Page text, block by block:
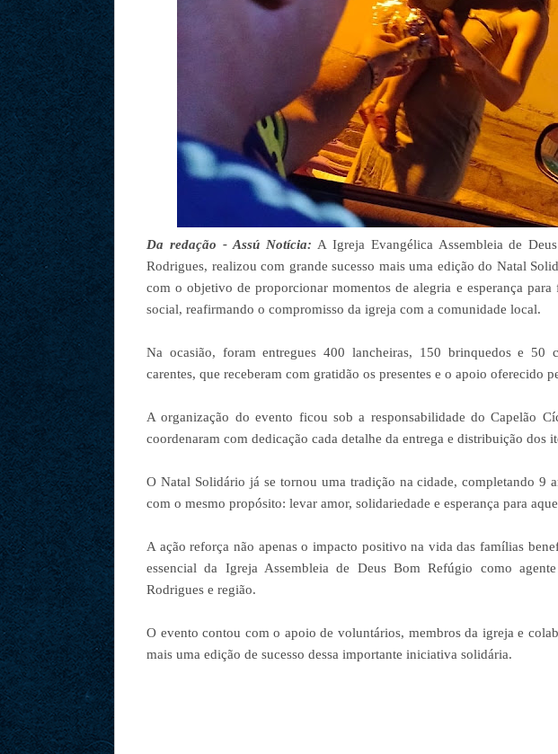
Da redação - Assú Notícia: A Igreja Evangélica Assembleia de
Rodrigues, realizou com grande sucesso mais uma edição do Natal
com o objetivo de proporcionar momentos de alegria e esperança
social, reafirmando o compromisso da igreja com a comunidade local.
Na ocasião, foram entregues 400 lancheiras, 150 brinquedos e 50
carentes, que receberam com gratidão os presentes e o apoio oferecido
A organização do evento ficou sob a responsabilidade do Capelão
coordenaram com dedicação cada detalhe da entrega e distribuição dos
O Natal Solidário já se tornou uma tradição na cidade, completando 9
com o mesmo propósito: levar amor, solidariedade e esperança para
A ação reforça não apenas o impacto positivo na vida das famílias
essencial da Igreja Assembleia de Deus Bom Refúgio como
Rodrigues e região.
O evento contou com o apoio de voluntários, membros da igreja e
mais uma edição de sucesso dessa importante iniciativa solidária.